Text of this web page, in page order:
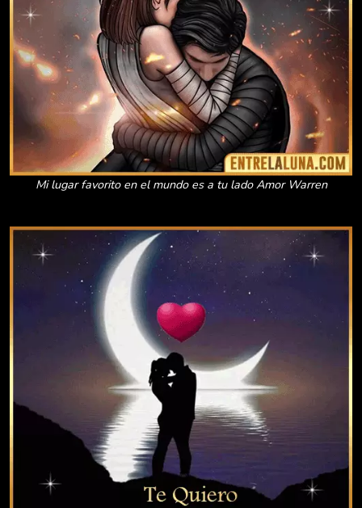
Mi lugar favorito en el mundo es a tu lado Amor Warren